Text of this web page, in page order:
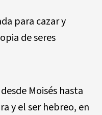
para cazar y
de seres
Moisés hasta
y el ser hebreo, en